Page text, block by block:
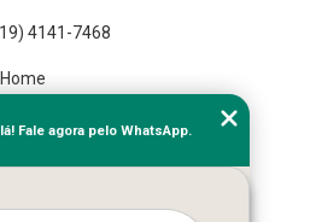
4141-7468
Home
Missão
Serviços
Fale agora pelo WhatsApp.